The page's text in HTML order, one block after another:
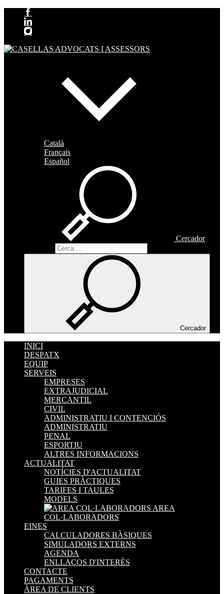
Català
Français
Español
Cercador
Cercador
INICI
DESPATX
EQUIP
SERVEIS
EMPRESES
EXTRAJUDICIAL
MERCANTIL
CIVIL
ADMINISTRATIU I CONTENCIÓS
ADMINISTRATIU
PENAL
ESPORTIU
ALTRES INFORMACIONS
ACTUALITAT
NOTÍCIES D'ACTUALITAT
GUIES PRÀCTIQUES
TARIFES I TAULES
MODELS
AREA
COL·LABORADORS
EINES
CALCULADORES BÀSIQUES
SIMULADORS EXTERNS
AGENDA
ENLLAÇOS D'INTERÈS
CONTACTE
PAGAMENTS
ÀREA DE CLIENTS